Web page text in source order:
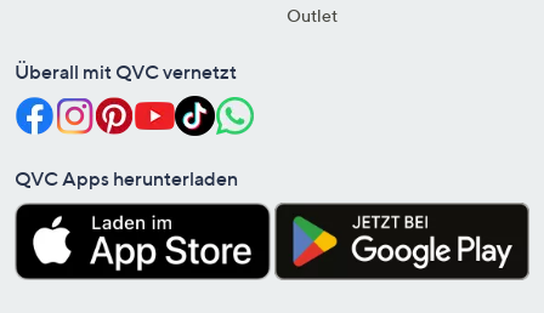
Outlet
Überall mit QVC vernetzt
QVC Apps herunterladen